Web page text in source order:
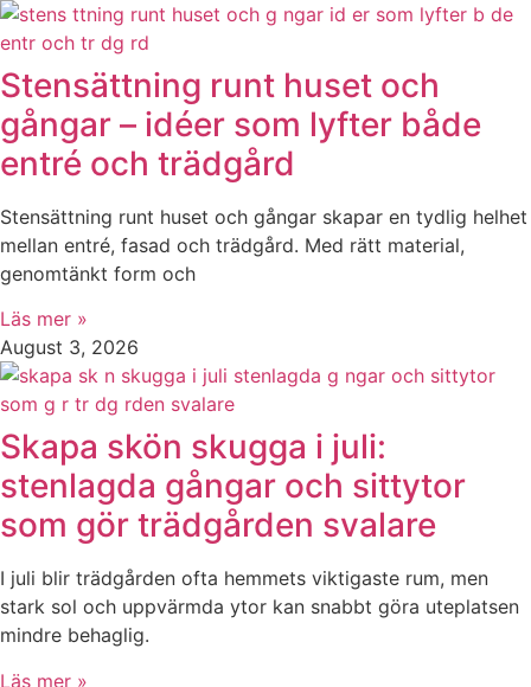
Stensättning runt huset och
gångar – idéer som lyfter både
entré och trädgård
Stensättning runt huset och gångar skapar en tydlig helhet
mellan entré, fasad och trädgård. Med rätt material,
genomtänkt form och
Läs mer »
August 3, 2026
Skapa skön skugga i juli:
stenlagda gångar och sittytor
som gör trädgården svalare
I juli blir trädgården ofta hemmets viktigaste rum, men
stark sol och uppvärmda ytor kan snabbt göra uteplatsen
mindre behaglig.
Läs mer »